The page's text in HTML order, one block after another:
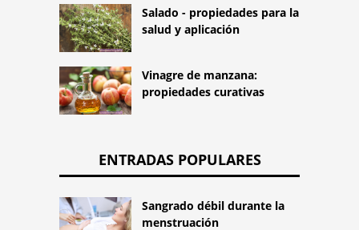
Salado - propiedades para la
salud y aplicación
Vinagre de manzana:
propiedades curativas
ENTRADAS POPULARES
Sangrado débil durante la
menstruación